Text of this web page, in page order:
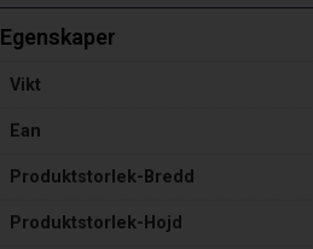
Egenskaper
Vikt
Ean
Produktstorlek-Bredd
Produktstorlek-Hojd